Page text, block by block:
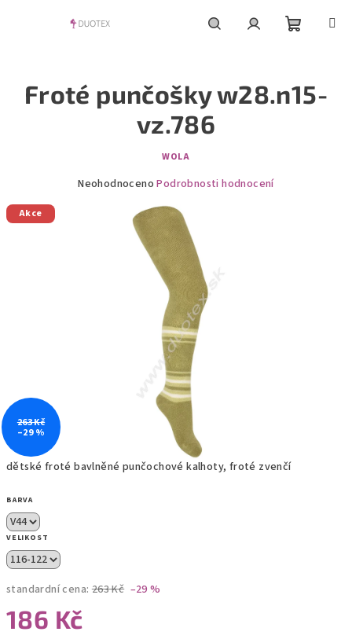
košík
dětské froté bavlněné punčochové kalhoty, froté zvenčí
BARVA
VELIKOST
standardní cena: 263 Kč –29 %
186 Kč
Froté punčošky w28.n15-
vz.786
WOLA
Průměrné
Neohodnoceno Podrobnosti hodnocení
Akce
263 Kč
–29 %